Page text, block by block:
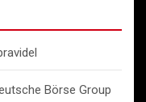
Börse Group